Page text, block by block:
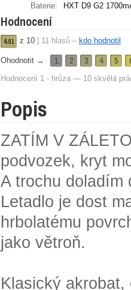
Baterie:
HXT D9 G2
Hodnocení
4.91 z 10 11 hlasů – kdo hodnotil
Ohodnotit → 1 2 3 4 5
Hodnocení 1 - hrůza — 10 skvělá
Popis
ZATÍM V
podvozek, kryt
A trochu doladím
Letadlo je dost
hrbolatému
jako větroň.
Klasický